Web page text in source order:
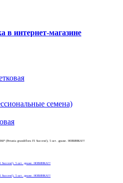
миниовощи
растений
свеча
интернет-магазине
семена)